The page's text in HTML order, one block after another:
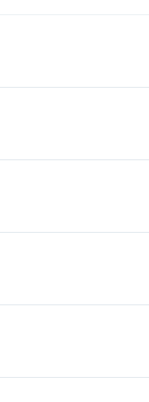
方式。巴士 的价格
Train Station、
运营，大约需要